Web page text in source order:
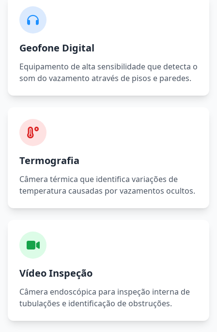
Geofone Digital
Equipamento de alta sensibilidade que detecta o
som do vazamento através de pisos e paredes.
Termografia
Câmera térmica que identifica variações de
temperatura causadas por vazamentos ocultos.
Vídeo Inspeção
Câmera endoscópica para inspeção interna de
tubulações e identificação de obstruções.